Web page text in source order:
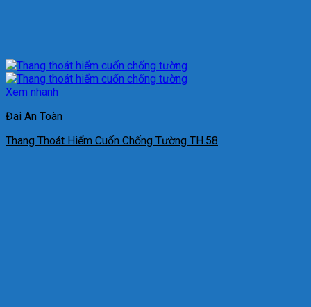
Xem nhanh
Đai An Toàn
Thang Thoát Hiểm Cuốn Chống Tường TH.58